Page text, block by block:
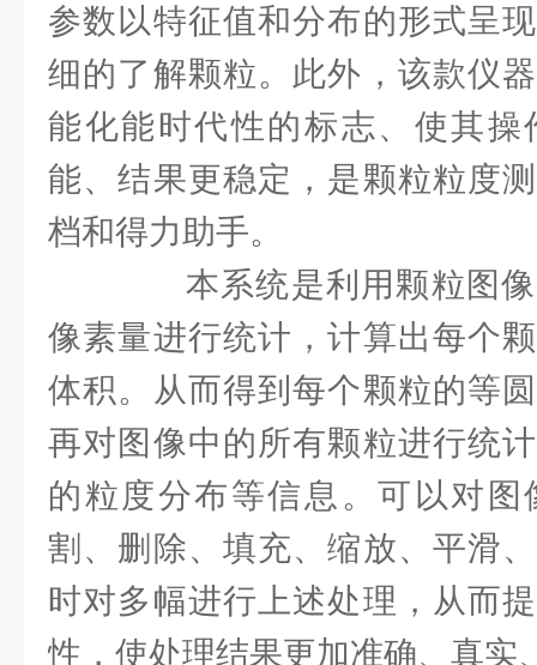
参数以特征值和分布的形式呈
细的了解颗粒。此外，该款仪
能化能时代性的标志、使其操
能、结果更稳定，是颗粒粒度
档和得力助手。
本系统是利用颗粒图像
像素量进行统计，计算出每个
体积。从而得到每个颗粒的等
再对图像中的所有颗粒进行统
的粒度分布等信息。可以对
割、删除、填充、缩放、平滑
时对多幅进行上述处理，从而
性，使处理结果更加准确、真实